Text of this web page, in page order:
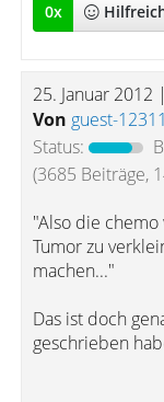
0x
25. Januar 2012
Von guest-
Status:
(3685 Beiträge,
"Also die
Tumor zu
machen..."
Das ist doch
geschrieben